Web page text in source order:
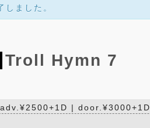
しました。
Troll Hymn 7
| door.¥3000+1D